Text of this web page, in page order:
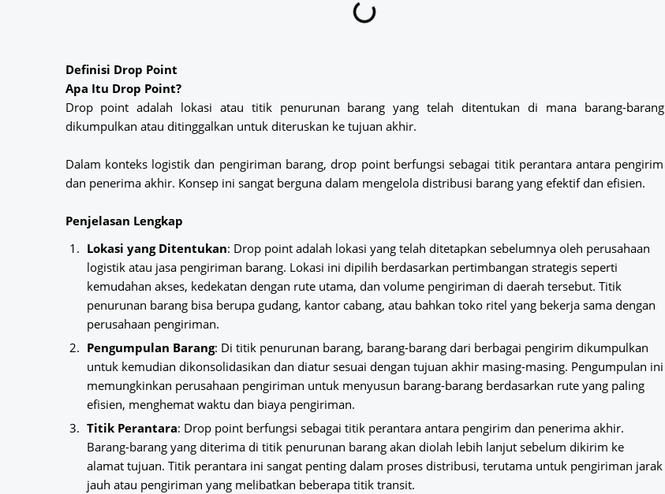
Definisi Drop Point
Apa Itu Drop Point?
Drop point adalah lokasi atau titik penurunan barang yang telah ditentukan di mana barang-barang
dikumpulkan atau ditinggalkan untuk diteruskan ke tujuan akhir.
Dalam konteks logistik dan pengiriman barang, drop point berfungsi sebagai titik perantara antara pengirim
dan penerima akhir. Konsep ini sangat berguna dalam mengelola distribusi barang yang efektif dan efisien.
Penjelasan Lengkap
Lokasi yang Ditentukan: Drop point adalah lokasi yang telah ditetapkan sebelumnya oleh perusahaan
logistik atau jasa pengiriman barang. Lokasi ini dipilih berdasarkan pertimbangan strategis seperti
kemudahan akses, kedekatan dengan rute utama, dan volume pengiriman di daerah tersebut. Titik
penurunan barang bisa berupa gudang, kantor cabang, atau bahkan toko ritel yang bekerja sama dengan
perusahaan pengiriman.
Pengumpulan Barang: Di titik penurunan barang, barang-barang dari berbagai pengirim dikumpulkan
untuk kemudian dikonsolidasikan dan diatur sesuai dengan tujuan akhir masing-masing. Pengumpulan ini
memungkinkan perusahaan pengiriman untuk menyusun barang-barang berdasarkan rute yang paling
efisien, menghemat waktu dan biaya pengiriman.
Titik Perantara: Drop point berfungsi sebagai titik perantara antara pengirim dan penerima akhir.
Barang-barang yang diterima di titik penurunan barang akan diolah lebih lanjut sebelum dikirim ke
alamat tujuan. Titik perantara ini sangat penting dalam proses distribusi, terutama untuk pengiriman jarak
jauh atau pengiriman yang melibatkan beberapa titik transit.